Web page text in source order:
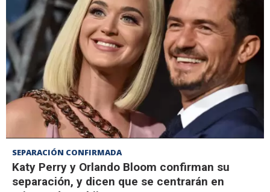
SEPARACIÓN CONFIRMADA
Katy Perry y Orlando Bloom confirman su
separación, y dicen que se centrarán en